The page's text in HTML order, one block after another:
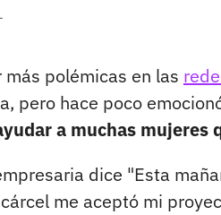
polémicas en las
pero hace poco
a muchas mujeres
dice "Esta
me aceptó mi